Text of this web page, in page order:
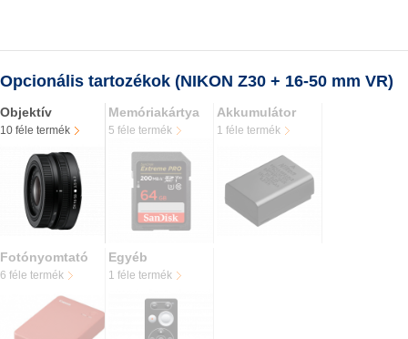
Opcionális tartozékok (NIKON Z30 + 16-50 mm VR)
Objektív
10 féle termék
Memóriakártya
5 féle termék
Akkumulátor
1 féle termék
Fotónyomtató
6 féle termék
Egyéb
1 féle termék